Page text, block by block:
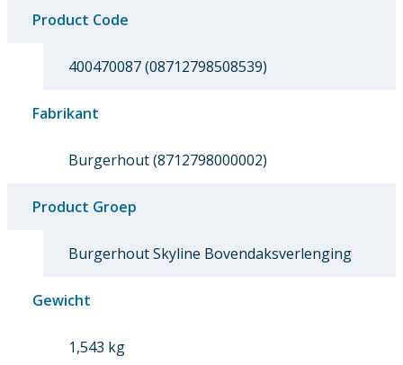
Product Code
400470087 (08712798508539)
Fabrikant
Burgerhout (8712798000002)
Product Groep
Burgerhout Skyline Bovendaksverlenging
Gewicht
1,543 kg